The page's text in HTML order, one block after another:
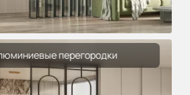
перегородки